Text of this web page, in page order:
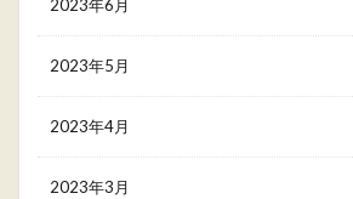
2023年6月
2023年5月
2023年4月
2023年3月